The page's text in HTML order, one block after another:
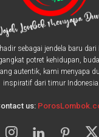
sebagai jendela baru dari
potret kehidupan,
autentik, kami menyapa
inspiratif dari timur Indonesia.
us: